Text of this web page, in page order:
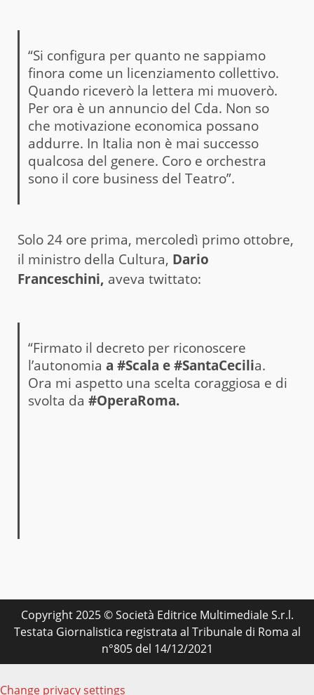
“Si configura per quanto ne sappiamo
finora come un licenziamento collettivo.
Quando riceverò la lettera mi muoverò.
Per ora è un annuncio del Cda. Non so
che motivazione economica possano
addurre. In Italia non è mai successo
qualcosa del genere. Coro e orchestra
sono il core business del Teatro”.
Solo 24 ore prima, mercoledì primo ottobre,
il ministro della Cultura, Dario
Franceschini, aveva twittato:
“Firmato il decreto per riconoscere
l’autonomia a #Scala e #SantaCecilia.
Ora mi aspetto una scelta coraggiosa e di
svolta da #OperaRoma.
Copyright 2025 © Società Editrice Multimediale S.r.l.
Testata Giornalistica registrata al Tribunale di Roma al
n°805 del 14/12/2021
Change privacy settings